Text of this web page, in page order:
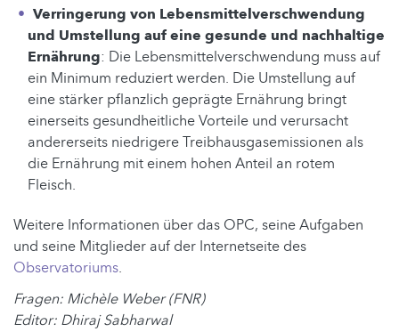
Verringerung von Lebensmittelverschwendung
und Umstellung auf eine gesunde und nachhaltige
Ernährung: Die Lebensmittelverschwendung muss auf
ein Minimum reduziert werden. Die Umstellung auf
eine stärker pflanzlich geprägte Ernährung bringt
einerseits gesundheitliche Vorteile und verursacht
andererseits niedrigere Treibhausgasemissionen als
die Ernährung mit einem hohen Anteil an rotem
Fleisch.
Weitere Informationen über das OPC, seine Aufgaben
und seine Mitglieder auf der Internetseite des
Observatoriums.
Fragen: Michèle Weber (FNR)
Editor: Dhiraj Sabharwal